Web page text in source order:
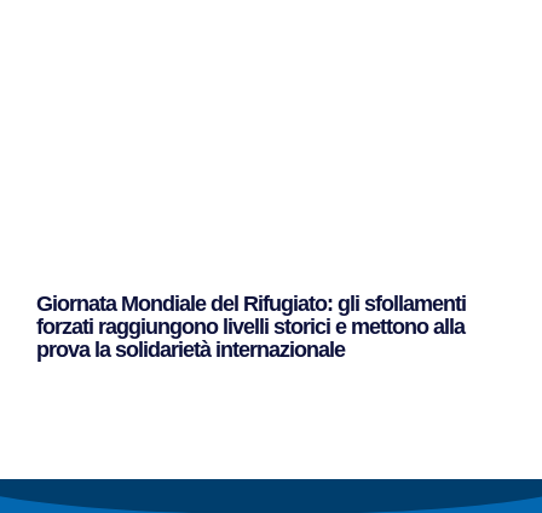
Giornata Mondiale del Rifugiato: gli sfollamenti
forzati raggiungono livelli storici e mettono alla
prova la solidarietà internazionale